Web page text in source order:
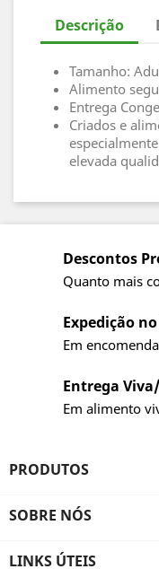
Descrição
Tamanho:
Alimento
Entrega
Criados e
elevada
Descontos
Quanto mais
Expedição
Em
Entrega
Em alimento
PRODUTOS
SOBRE NÓS
LINKS ÚTEIS